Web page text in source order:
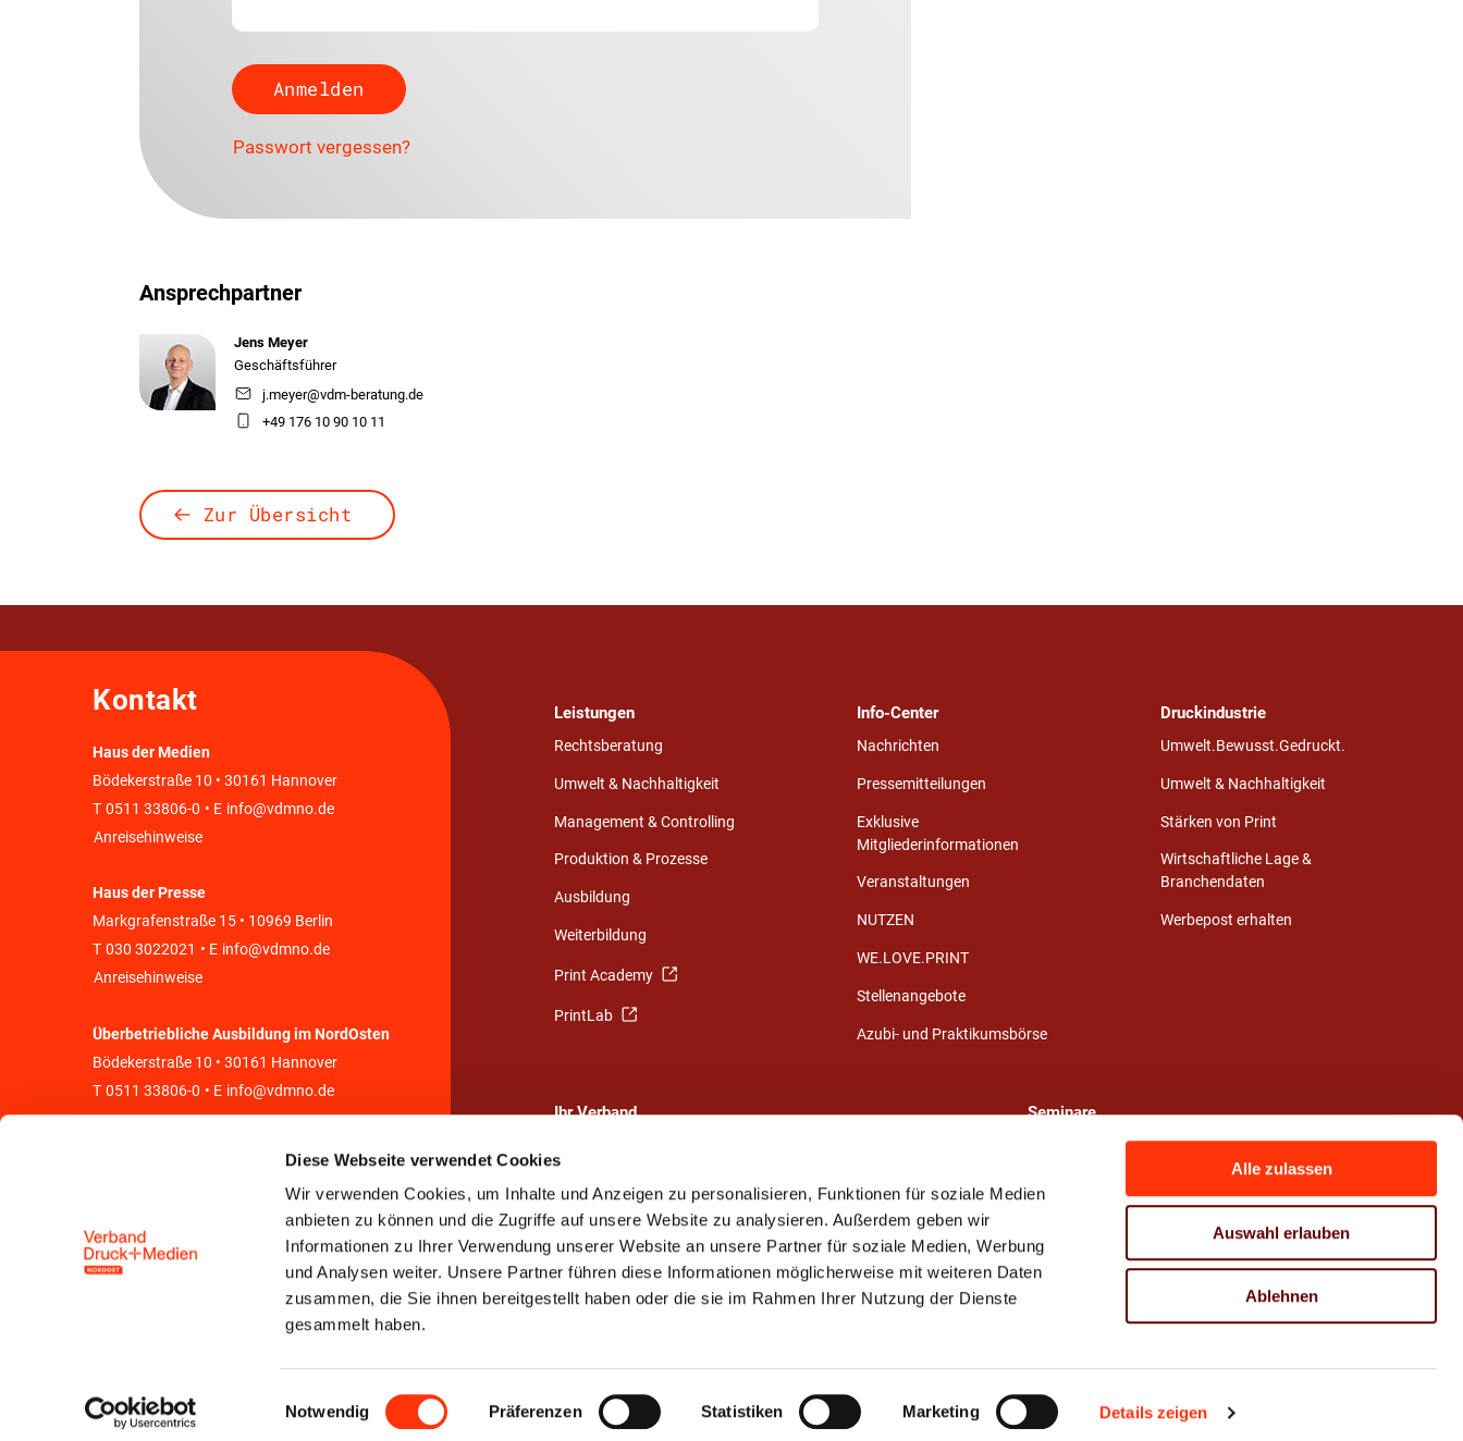
Diese Webseite verwendet Cookies
Wir verwenden Cookies, um Inhalte und Anzeigen zu personalisieren, Funktionen für soziale Medien
anbieten zu können und die Zugriffe auf unsere Website zu analysieren. Außerdem geben wir
Informationen zu Ihrer Verwendung unserer Website an unsere Partner für soziale Medien, Werbung
und Analysen weiter. Unsere Partner führen diese Informationen möglicherweise mit weiteren Daten
zusammen, die Sie ihnen bereitgestellt haben oder die sie im Rahmen Ihrer Nutzung der Dienste
gesammelt haben.
Einwilligungsauswahl
Notwendig Präferenzen Statistiken Marketing Details zeigen
Alle zulassen
Auswahl erlauben
Ablehnen
Passwort vergessen?
Ansprechpartner
Jens Meyer
Geschäftsführer
j.meyer@vdm-beratung.de
+49 176 10 90 10 11
Zur Übersicht
Kontakt
Haus der Medien
Bödekerstraße 10 • 30161 Hannover
T 0511 33806-0 • E info@vdmno.de
Anreisehinweise
Haus der Presse
Markgrafenstraße 15 • 10969 Berlin
T 030 3022021 • E info@vdmno.de
Anreisehinweise
Überbetriebliche Ausbildung im NordOsten
Bödekerstraße 10 • 30161 Hannover
T 0511 33806-0 • E info@vdmno.de
Leistungen
Rechtsberatung
Umwelt & Nachhaltigkeit
Management & Controlling
Produktion & Prozesse
Ausbildung
Weiterbildung
Print Academy
PrintLab
Info-Center
Nachrichten
Pressemitteilungen
Exklusive
Mitgliederinformationen
Veranstaltungen
NUTZEN
WE.LOVE.PRINT
Stellenangebote
Azubi- und Praktikumsbörse
Druckindustrie
Umwelt.Bewusst.Gedruckt.
Umwelt & Nachhaltigkeit
Stärken von Print
Wirtschaftliche Lage &
Branchendaten
Werbepost erhalten
Ihr Verband
Ihr Weg zu uns
Ansprechpartner
Mitgliedsunternehmen
Seminare
Kontakt Impressum Datenschutz Sitemap